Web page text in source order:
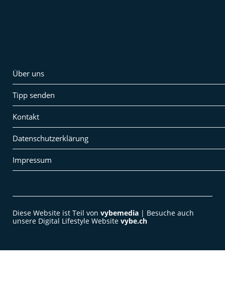
Über uns
Tipp senden
Kontakt
Datenschutzerklärung
Impressum
Diese Website ist Teil von vybemedia | Besuche auch
unsere Digital Lifestyle Website vybe.ch